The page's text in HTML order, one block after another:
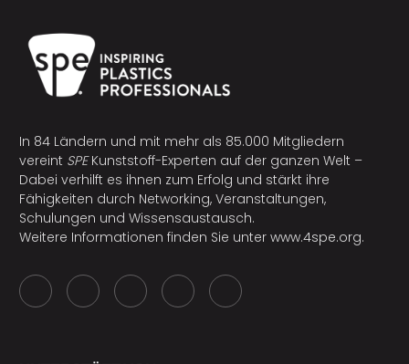
In 84 Ländern und mit mehr als 85.000 Mitgliedern
vereint SPEKunststoff-Experten auf der ganzen Welt –
Dabei verhilft es ihnen zum Erfolg und stärkt ihre
Fähigkeiten durch Networking, Veranstaltungen,
Schulungen und Wissensaustausch.
Weitere Informationen finden Sie unter www.4spe.org.